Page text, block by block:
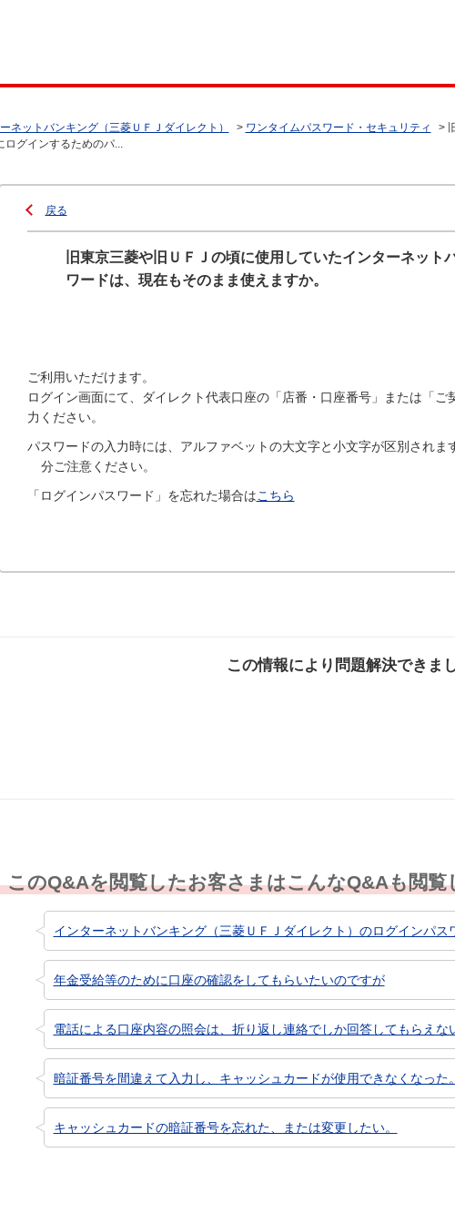
ネットバンキング（三菱ＵＦＪダイレクト） > ワンタイムパスワード・セキュリティ >
ログインするためのパ...
戻る
旧東京三菱や旧ＵＦＪの頃に使用していたインターネット
ワードは、現在もそのまま使えますか。
ご利用いただけます。
ログイン画面にて、ダイレクト代表口座の「店番・口座番号」または「
力ください。
パスワードの入力時には、アルファベットの大文字と小文字が区別され
分ご注意ください。
「ログインパスワード」を忘れた場合はこちら
この情報により問題解決できま
このQ&Aを閲覧したお客さまはこんなQ&Aも閲覧
インターネットバンキング（三菱ＵＦＪダイレクト）のログインパス
年金受給等のために口座の確認をしてもらいたいのですが
電話による口座内容の照会は、折り返し連絡でしか回答してもらえな
暗証番号を間違えて入力し、キャッシュカードが使用できなくなった。
キャッシュカードの暗証番号を忘れた、または変更したい。